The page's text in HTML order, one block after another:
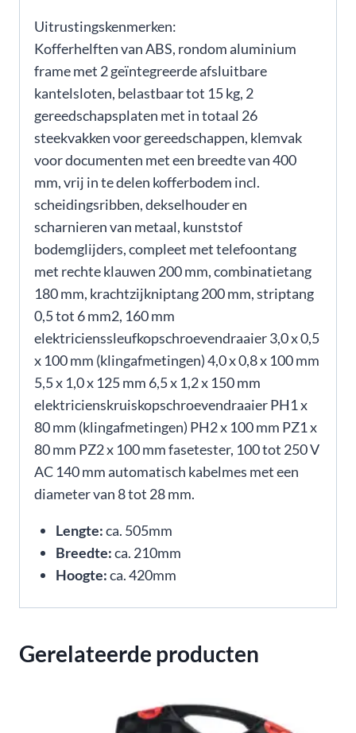
Uitrustingskenmerken:
Kofferhelften van ABS, rondom aluminium
frame met 2 geïntegreerde afsluitbare
kantelsloten, belastbaar tot 15 kg, 2
gereedschapsplaten met in totaal 26
steekvakken voor gereedschappen, klemvak
voor documenten met een breedte van 400
mm, vrij in te delen kofferbodem incl.
scheidingsribben, dekselhouder en
scharnieren van metaal, kunststof
bodemglijders, compleet met telefoontang
met rechte klauwen 200 mm, combinatietang
180 mm, krachtzijkniptang 200 mm, striptang
0,5 tot 6 mm2, 160 mm
elektricienssleufkopschroevendraaier 3,0 x 0,5
x 100 mm (klingafmetingen) 4,0 x 0,8 x 100 mm
5,5 x 1,0 x 125 mm 6,5 x 1,2 x 150 mm
elektricienskruiskopschroevendraaier PH1 x
80 mm (klingafmetingen) PH2 x 100 mm PZ1 x
80 mm PZ2 x 100 mm fasetester, 100 tot 250 V
AC 140 mm automatisch kabelmes met een
diameter van 8 tot 28 mm.
Lengte:ca. 505mm
Breedte:ca. 210mm
Hoogte:ca. 420mm
Gerelateerde producten